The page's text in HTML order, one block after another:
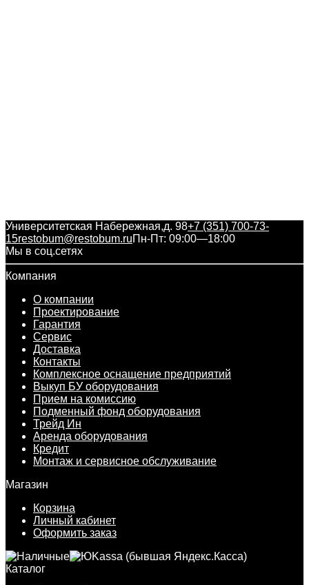
Университетская Набережная,д. 98+7 (351) 700-73-
15restobum@restobum.ruПн-Пт: 09:00—18:00
Мы в соц.сетях
Компания
О компании
Проектирование
Гарантия
Сервис
Доставка
Контакты
Комплексное оснащение предприятий
Выкуп БУ оборудования
Прием на комиссию
Подменный фонд оборудования
Трейд Ин
Аренда оборудования
Кредит
Монтаж и сервисное обслуживание
Магазин
Корзина
Личный кабинет
Оформить заказ
Каталог